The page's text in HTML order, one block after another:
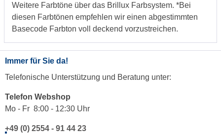
Weitere Farbtöne über das Brillux Farbsystem. *Bei
diesen Farbtönen empfehlen wir einen abgestimmten
Basecode Farbton voll deckend vorzustreichen.
Immer für Sie da!
Telefonische Unterstützung und Beratung unter:
Telefon Webshop
Mo - Fr 8:00 - 12:30 Uhr
+49 (0) 2554 - 91 44 23